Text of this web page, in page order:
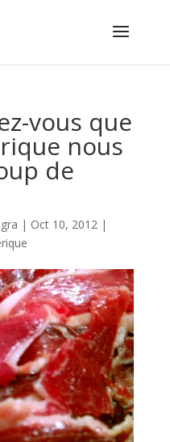
vous que
nous
de
| Oct 10, 2012|